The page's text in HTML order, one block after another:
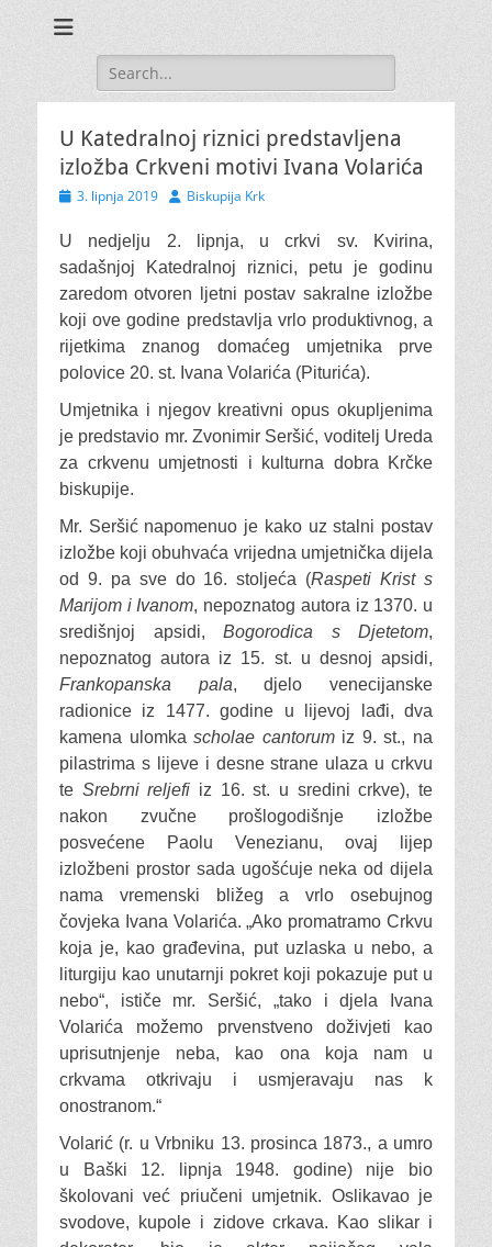
Search
for:
U Katedralnoj riznici predstavljena
izložba Crkveni motivi Ivana Volarića
Posted
3. lipnja 2019 AuthorBiskupija Krk
U nedjelju 2. lipnja, u crkvi sv. Kvirina,
sadašnjoj Katedralnoj riznici, petu je godinu
zaredom otvoren ljetni postav sakralne izložbe
koji ove godine predstavlja vrlo produktivnog, a
rijetkima znanog domaćeg umjetnika prve
polovice 20. st. Ivana Volarića (Piturića).
Umjetnika i njegov kreativni opus okupljenima
je predstavio mr. Zvonimir Seršić, voditelj Ureda
za crkvenu umjetnosti i kulturna dobra Krčke
biskupije.
Mr. Seršić napomenuo je kako uz stalni postav
izložbe koji obuhvaća vrijedna umjetnička dijela
od 9. pa sve do 16. stoljeća (Raspeti Krist s
Marijom i Ivanom, nepoznatog autora iz 1370. u
središnjoj apsidi, Bogorodica s Djetetom,
nepoznatog autora iz 15. st. u desnoj apsidi,
Frankopanska pala, djelo venecijanske
radionice iz 1477. godine u lijevoj lađi, dva
kamena ulomkascholae cantorum iz 9. st., na
pilastrima s lijeve i desne strane ulaza u crkvu
te Srebrni reljefi iz 16. st. u sredini crkve), te
nakon zvučne prošlogodišnje izložbe
posvećene Paolu Venezianu, ovaj lijep
izložbeni prostor sada ugošćuje neka od dijela
nama vremenski bližeg a vrlo osebujnog
čovjeka Ivana Volarića. „Ako promatramo Crkvu
koja je, kao građevina, put uzlaska u nebo, a
liturgiju kao unutarnji pokret koji pokazuje put u
nebo“, ističe mr. Seršić, „tako i djela Ivana
Volarića možemo prvenstveno doživjeti kao
uprisutnjenje neba, kao ona koja nam u
crkvama otkrivaju i usmjeravaju nas k
onostranom.“
Volarić (r. u Vrbniku 13. prosinca 1873., a umro
u Baški 12. lipnja 1948. godine) nije bio
školovani već priučeni umjetnik. Oslikavao je
svodove, kupole i zidove crkava. Kao slikar i